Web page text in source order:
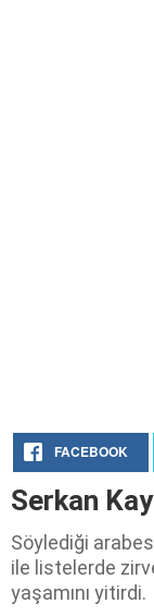
FACEBOOK
Serkan
Söylediği
ile listelerde
yaşamını yitirdi.